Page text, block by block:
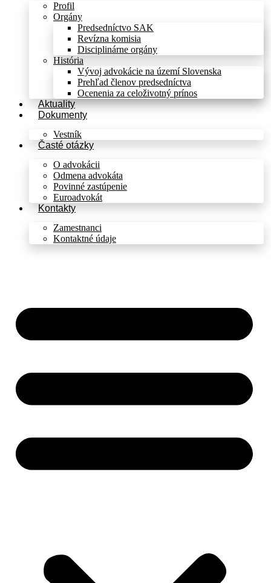
Profil
Orgány
Predsedníctvo SAK
Revízna komisia
Disciplinárne orgány
História
Vývoj advokácie na území Slovenska
Prehľad členov predsedníctva
Ocenenia za celoživotný prínos
Aktuality
Dokumenty
Vestník
Časté otázky
O advokácii
Odmena advokáta
Povinné zastúpenie
Euroadvokát
Kontakty
Zamestnanci
Kontaktné údaje